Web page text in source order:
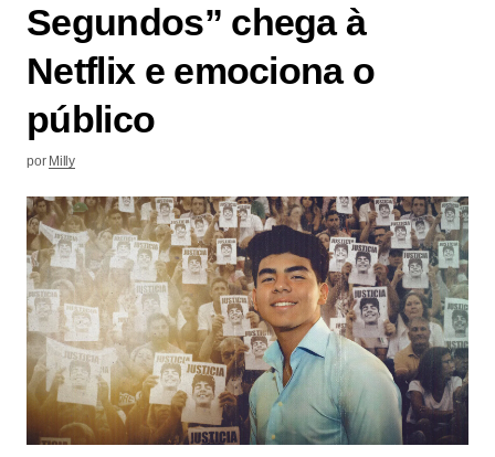
Segundos” chega à
Netflix e emociona o
público
por Milly